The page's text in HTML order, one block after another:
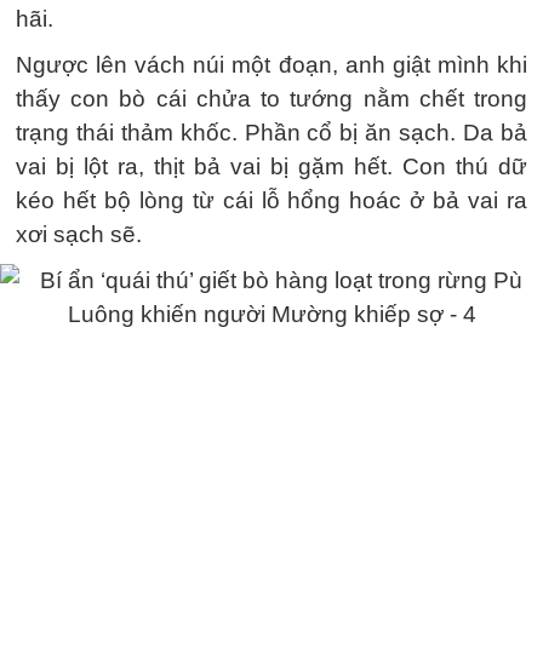
hãi.
Ngược lên vách núi một đoạn, anh giật mình khi
thấy con bò cái chửa to tướng nằm chết trong
trạng thái thảm khốc. Phần cổ bị ăn sạch. Da bả
vai bị lột ra, thịt bả vai bị gặm hết. Con thú dữ
kéo hết bộ lòng từ cái lỗ hổng hoác ở bả vai ra
xơi sạch sẽ.